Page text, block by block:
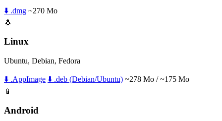
⬇️ .dmg ~270 Mo
🐧
Linux
Ubuntu, Debian, Fedora
⬇️ .AppImage ⬇️ .deb (Debian/Ubuntu) ~278 Mo / ~175 Mo
📱
Android